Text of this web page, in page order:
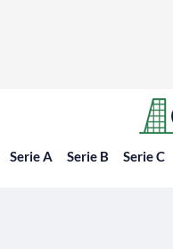
Serie A Serie B Serie C